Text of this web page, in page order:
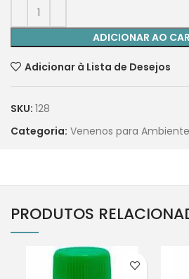
ADICIONAR AO
Adicionar à Lista de Desejos
SKU: 128
Categoria: Venenos para Ambiente
PRODUTOS